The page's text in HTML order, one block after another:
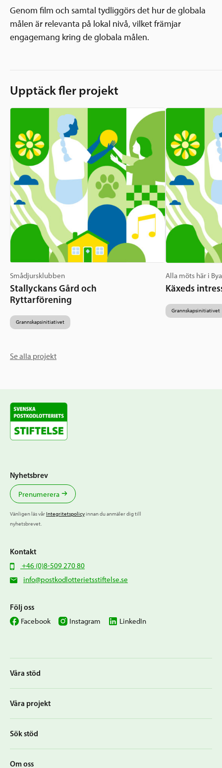
Genom film och samtal tydliggörs det hur de globala
målen är relevanta på lokal nivå, vilket främjar
engagemang kring de globala målen.
Upptäck fler projekt
Smådjursklubben
Stallyckans Gård och
Ryttarförening
Grannskapsinitiativet
Alla möts här i
Käxeds
Grannskapsinitiativet
Se alla projekt
Våra stöd
Våra projekt
Sök stöd
Om oss
Nyhetsbrev
Prenumerera
Vänligen läs vårIntegritetspolicyinnan du anmäler dig till
nyhetsbrevet.
Kontakt
+46 (0)8-509 270 80
info@postkodlotterietsstiftelse.se
Följ oss
Facebook Instagram LinkedIn